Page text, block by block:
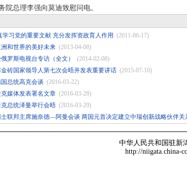
院总理李强向莫迪致慰问电。
学习党的重要文献 充分发挥资政育人作用 (2011-06-17)
和世界的美好未来 (2013-04-08)
罗斯电视台专访（全文）
(2014-02-08)
砖国家领导人第七次会晤并发表重要讲话 (2015-07-10)
总统高克会谈 (2016-03-22)
媒体发表署名文章 (2016-03-28)
总统泽曼举行会晤 (2016-03-29)
士联邦主席施奈德—阿曼会谈 两国元首决定建立中瑞创新战略伙伴关
中华人民共和国驻新
http://niigata.china-